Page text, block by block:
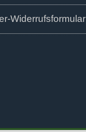
Widerrufsformular